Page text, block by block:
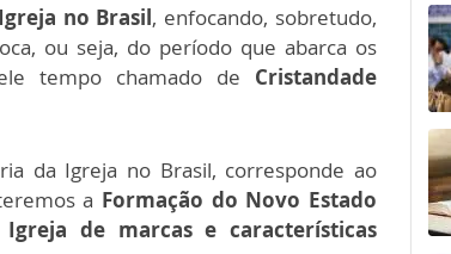
no Brasil, enfocando, sobretudo,
ou seja, do período que abarca os
tempo chamado de Cristandade
da Igreja no Brasil, corresponde ao
a Formação do Novo Estado
Igreja de marcas e características